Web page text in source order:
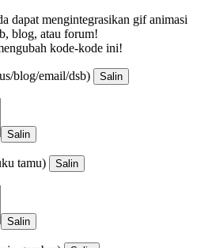
dapat mengintegrasikan gif animasi
blog, atau forum!
kode-kode ini!
blog/email/dsb) Salin
Salin
tamu) Salin
Salin